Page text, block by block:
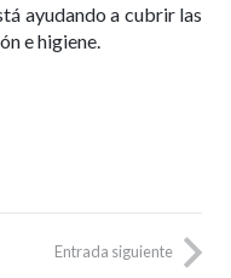
ayudando a cubrir las
e higiene.
Entrada siguiente